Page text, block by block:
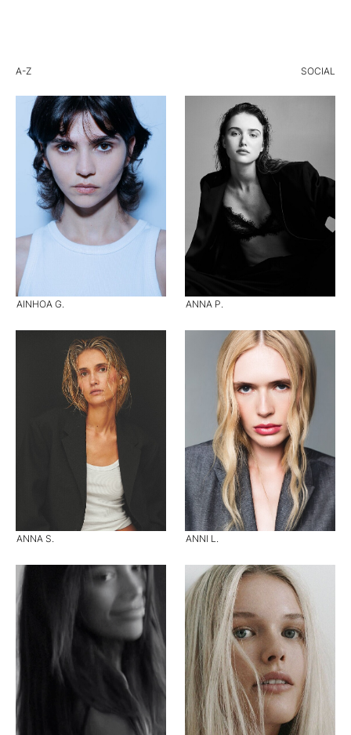
A-Z SOCIAL
AINHOA G. ANNA P.
ANNA S. ANNI L.